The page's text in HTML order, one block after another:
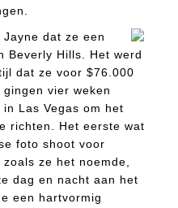
dat ze een
Beverly Hills. Het werd
dat ze voor $76.000
vier weken
Las Vegas om het
richten. Het eerste wat
foto shoot voor
ze het noemde,
dag en nacht aan het
een hartvormig